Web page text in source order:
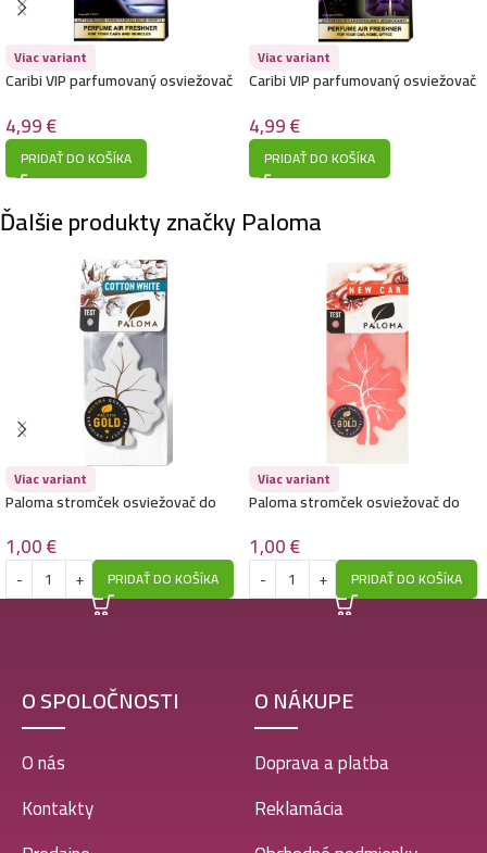
1,00
Paloma stromček osviežovač do auta-Black diamond
1,00
Paloma stromček osviežovač do auta-Sport
1,00€
Paloma stromček osviežovač do auta-Fresh
1,00
Viac variant
Caribi VIP parfumovaný osviežovač
Dior Homme Sport)
4,99€
PRIDAŤ DO KOŠÍKA
Viac variant
Caribi VIP parfumovaný osviežovač
– Alien)
4,99€
PRIDAŤ DO KOŠÍKA
Ďalšie produkty značky Paloma
Viac variant
Paloma stromček osviežovač do
1,00€
PRIDAŤ DO KOŠÍKA
Viac variant
Paloma stromček osviežovač do
1,00€
PRIDAŤ DO KOŠÍKA
O SPOLOČNOSTI
O nás
Kontakty
O NÁKUPE
Doprava a platba
Reklamácia